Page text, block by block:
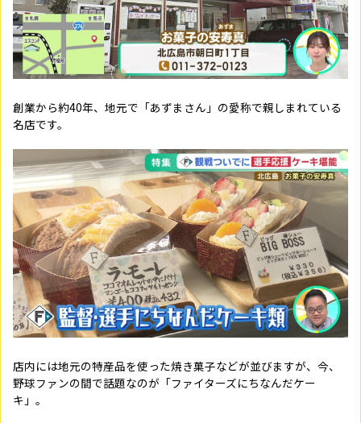
創業から約40年、地元で「あずまさん」の愛称で親しまれている
名店です。
店内には地元の特産品を使った焼き菓子などが並びますが、今、
野球ファンの間で話題なのが「ファイターズにちなんだケー
キ」。